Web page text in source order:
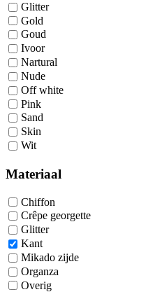
Glitter
Gold
Goud
Ivoor
Nartural
Nude
Off white
Pink
Sand
Skin
Wit
Materiaal
Chiffon
Crêpe georgette
Glitter
Kant
Mikado zijde
Organza
Overig